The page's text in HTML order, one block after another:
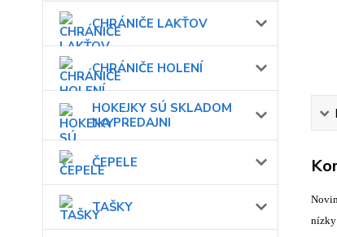
CHRÁNIČE LAKŤOV
CHRÁNIČE HOLENÍ
HOKEJKY SÚ SKLADOM
NA PREDAJNI
ČEPELE
TAŠKY
nízky